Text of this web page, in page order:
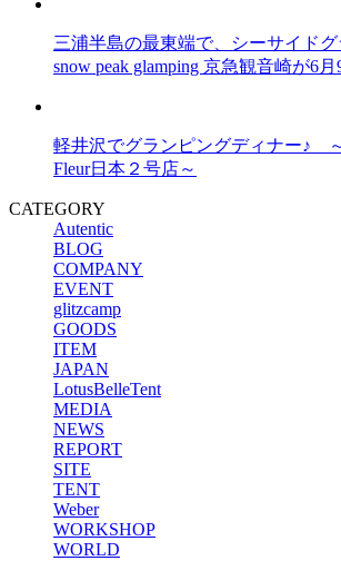
三浦半島の最東端で、シーサイドグ
snow peak glamping 京急観音崎が6
軽井沢でグランピングディナー♪
Fleur日本２号店～
CATEGORY
Autentic
BLOG
COMPANY
EVENT
glitzcamp
GOODS
ITEM
JAPAN
LotusBelleTent
MEDIA
NEWS
REPORT
SITE
TENT
Weber
WORKSHOP
WORLD